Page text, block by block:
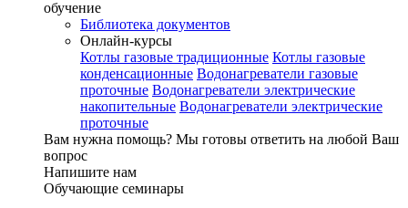
обучение
Библиотека документов
Онлайн-курсы
Котлы газовые традиционные Котлы газовые
конденсационные Водонагреватели газовые
проточные Водонагреватели электрические
накопительные Водонагреватели электрические
проточные
Вам нужна помощь? Мы готовы ответить на любой Ваш
вопрос
Напишите нам
Обучающие семинары